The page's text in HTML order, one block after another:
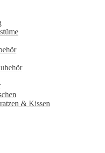
& Kissen